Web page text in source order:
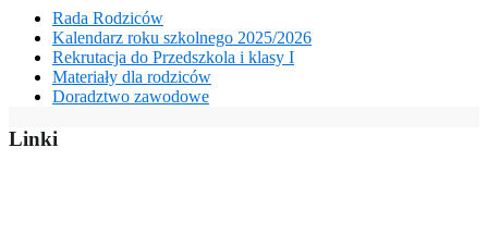
Rada Rodziców
Kalendarz roku szkolnego 2025/2026
Rekrutacja do Przedszkola i klasy I
Materiały dla rodziców
Doradztwo zawodowe
Linki